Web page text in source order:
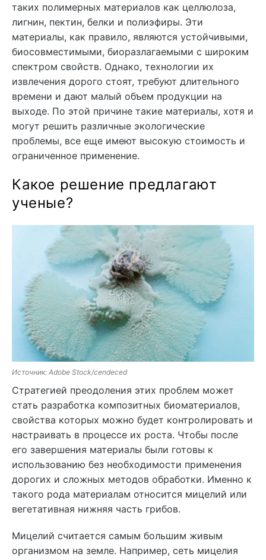
таких полимерных материалов как целлюлоза,
лигнин, пектин, белки и полиэфиры. Эти
материалы, как правило, являются устойчивыми,
биосовместимыми, биоразлагаемыми с широким
спектром свойств. Однако, технологии их
извлечения дорого стоят, требуют длительного
времени и дают малый объем продукции на
выходе. По этой причине такие материалы, хотя и
могут решить различные экологические
проблемы, все еще имеют высокую стоимость и
ограниченное применение.
Какое решение предлагают
ученые?
Источник: Adobe Stock/cendeced
Стратегией преодоления этих проблем может
стать разработка композитных биоматериалов,
свойства которых можно будет контролировать и
настраивать в процессе их роста. Чтобы после
его завершения материалы были готовы к
использованию без необходимости применения
дорогих и сложных методов обработки. Именно к
такого рода материалам относится мицелий или
вегетативная нижняя часть грибов.
Мицелий считается самым большим живым
организмом на земле. Например, сеть мицелия